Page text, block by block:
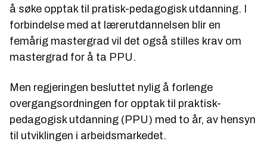
å søke opptak til pratisk-pedagogisk utdanning. I
forbindelse med at lærerutdannelsen blir en
femårig mastergrad vil det også stilles krav om
mastergrad for å ta PPU.
Men regjeringen besluttet nylig å forlenge
overgangsordningen for opptak til praktisk-
pedagogisk utdanning (PPU) med to år, av hensyn
til utviklingen i arbeidsmarkedet.